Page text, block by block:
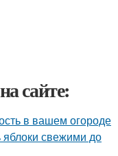
сайте:
в вашем огороде
яблоки свежими до